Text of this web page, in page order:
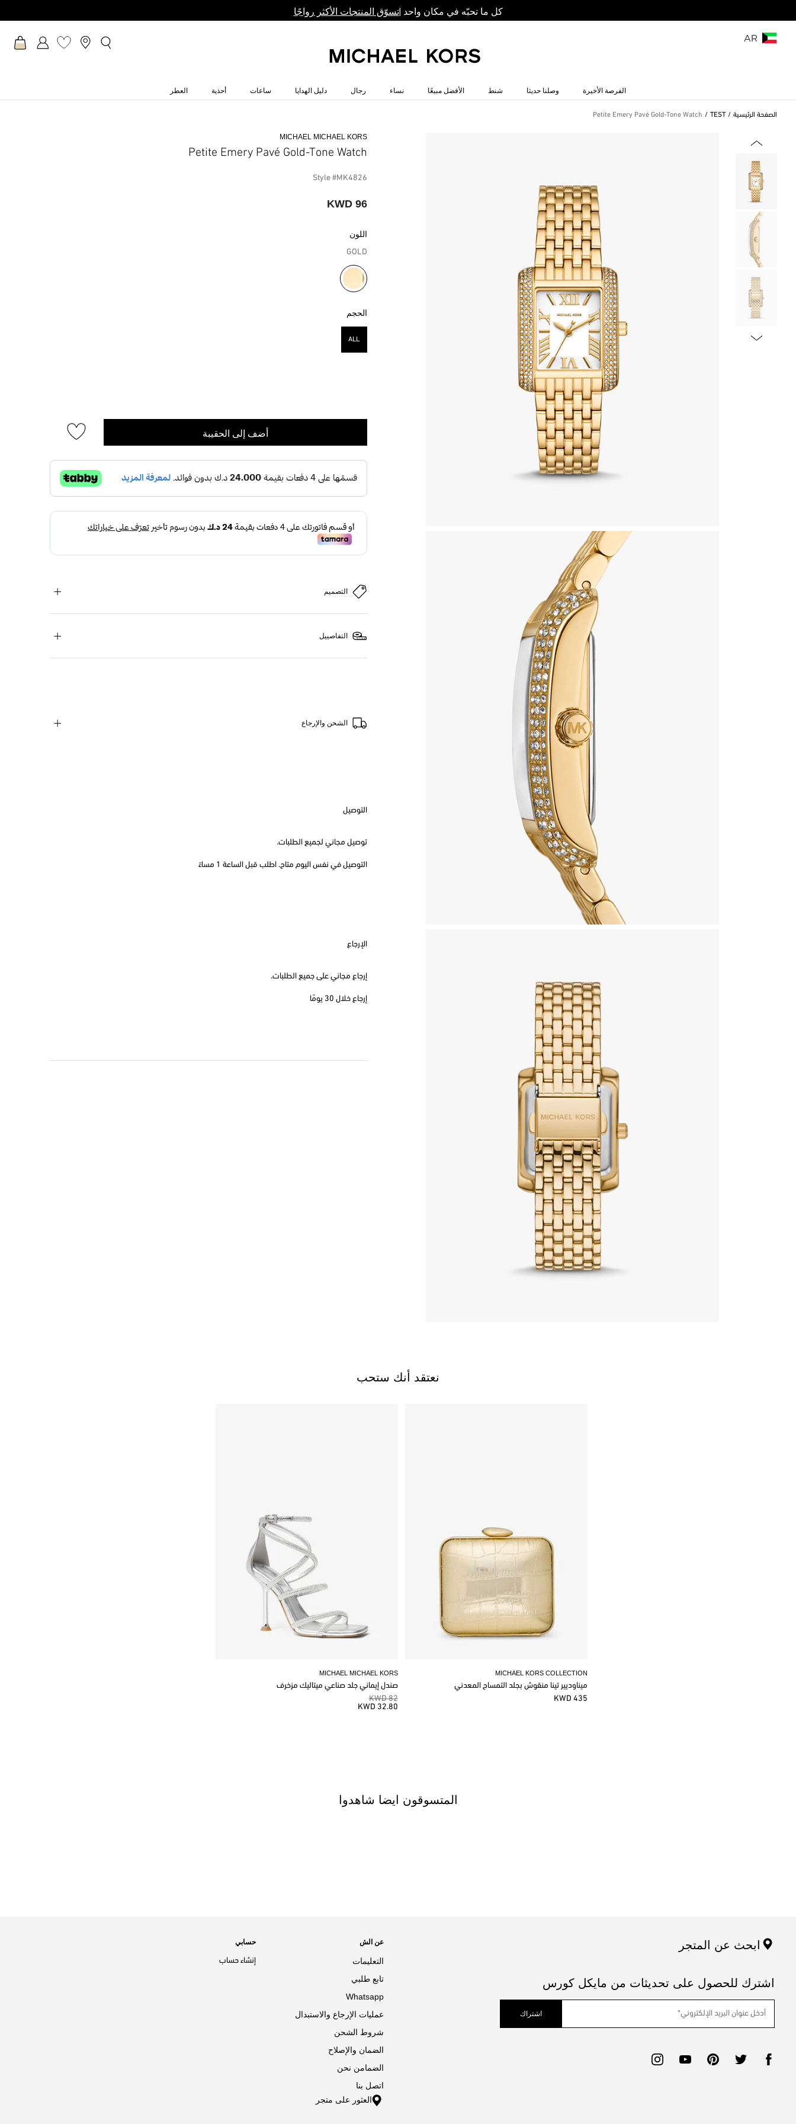
كل ما تحبّه في مكان واحد |تسوّق المنتجات الأكثر رواجًا
AR
الفرصة الأخيرة وصلنا حديثا شنط الأفضل مبيعًا نساء رجال دليل الهدايا ساعات أحذية العطر
الصفحة الرئيسية TEST
Petite Emery Pavé Gold-Tone Watch
MICHAEL MICHAEL KORS
Petite Emery Pavé Gold-Tone Watch
Style #MK4826
96 KWD
اللون
GOLD
مختار
الحجم
ALL
أضف إلى الحقيبة
التصميم
التفاصييل
الشحن والإرجاع
التوصيل
توصيل مجاني لجميع الطلبات.
التوصيل في نفس اليوم متاح. اطلب قبل الساعة 1 مساءً
الإرجاع
إرجاع مجاني على جميع الطلبات.
إرجاع خلال 30 يومًا
نعتقد أنك ستحب
MICHAEL MICHAEL KORS
صندل إيماني جلد صناعي ميتاليك مزخرف
82 KWD
32.80 KWD
MICHAEL KORS COLLECTION
ميناوديير تينا منقوش بجلد التمساح المعدني
435 KWD
المتسوقون ايضا شاهدوا
ابحث عن المتجر
اشترك للحصول على تحديثات من مايكل كورس
اشتراك
عن الش
التعليمات
تابع طلبي
Whatsapp
عمليات الإرجاع والاستبدال
شروط الشحن
الضمان والإصلاح
الضمامن نحن
اتصل بنا
العثور على متجر
حسابي
إنشاء حساب